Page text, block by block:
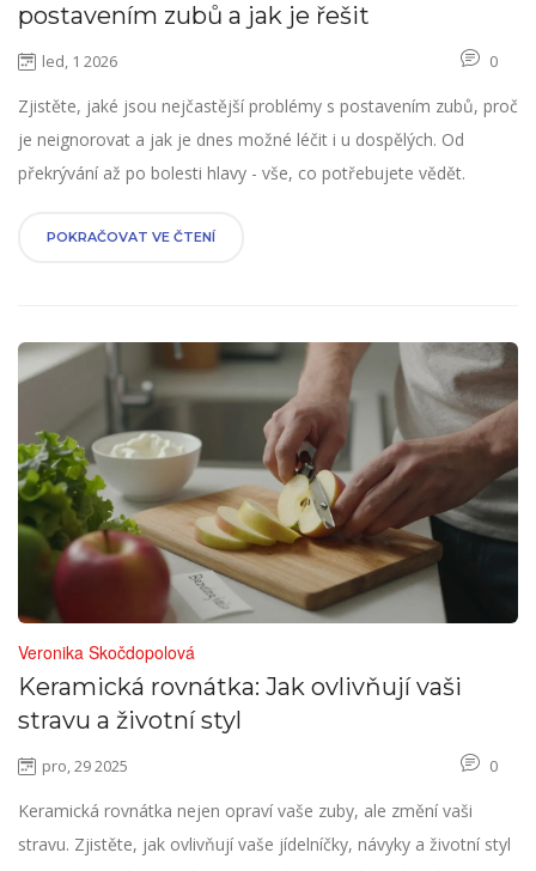
postavením zubů a jak je řešit
led, 1 2026 0
Zjistěte, jaké jsou nejčastější problémy s postavením zubů, proč
je neignorovat a jak je dnes možné léčit i u dospělých. Od
překrývání až po bolesti hlavy - vše, co potřebujete vědět.
POKRAČOVAT VE ČTENÍ
Veronika Skočdopolová
Keramická rovnátka: Jak ovlivňují vaši
stravu a životní styl
pro, 29 2025 0
Keramická rovnátka nejen opraví vaše zuby, ale změní vaši
stravu. Zjistěte, jak ovlivňují vaše jídelníčky, návyky a životní styl